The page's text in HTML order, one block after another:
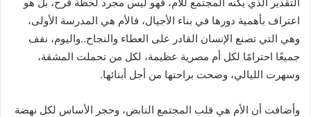
اعتراف بأهمية دورها في بناء الأجيال، فالأم هي المدرسة الأولى،
وهي التي تصنع الإنسان القادر على العطاء والنجاح..واليوم، نقف
جميعًا احترامًا لكل أم مصرية عظيمة، لكل من تحملت المشقة،
وسهرت الليالي، وضحت براحتها من أجل أبنائها.
وأضافت أن الأم هي قلب المجتمع النابض، وحجر الأساس لكل نهضة